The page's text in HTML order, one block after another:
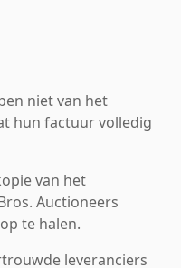
niet van het
hun factuur volledig
van het
Auctioneers
te halen.
leveranciers